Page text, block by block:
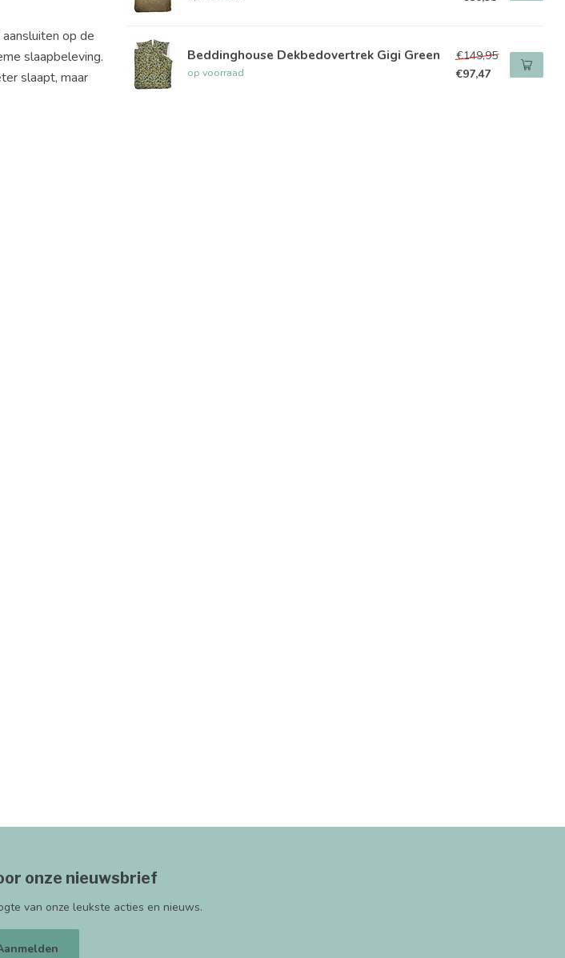
op de
slaapbeleving.
slaapt, maar
Beddinghouse Dekbedovertrek Gigi Green
op voorraad
€149,95
€97,47
onze nieuwsbrief
van onze leukste acties en nieuws.